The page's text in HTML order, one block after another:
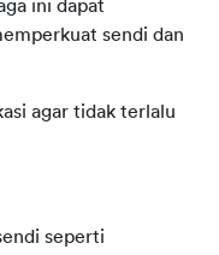
ini dapat
sendi dan
agar tidak terlalu
seperti